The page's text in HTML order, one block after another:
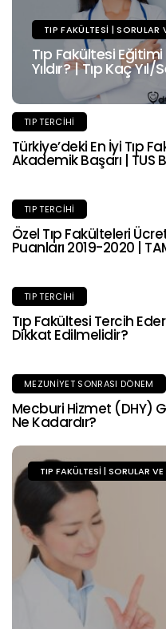
TIP FAKÜLTESI | SORULAR
Tıp Fakültesi
Yıldır? | Tıp Kaç Yıl/
TIP TERCIHI
Türkiye’deki En İyi Tıp
Akademik Başarı | TUS
TIP TERCIHI
Özel Tıp Fakülteleri
Puanları 2019-2020 |
TIP TERCIHI
Tıp Fakültesi Tercih
Dikkat Edilmelidir?
MEZUNIYET SONRASI DÖNEM
Mecburi Hizmet (DHY)
Ne Kadardır?
TIP FAKÜLTESI | SORULAR